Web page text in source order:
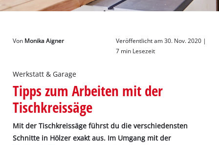
English
Von Monika Aigner
Veröffentlicht am 30. Nov. 2020 |
7 min Lesezeit
Werkstatt & Garage
Tipps zum Arbeiten mit der
Tischkreissäge
Mit der Tischkreissäge führst du die verschiedensten
Schnitte in Hölzer exakt aus. Im Umgang mit der